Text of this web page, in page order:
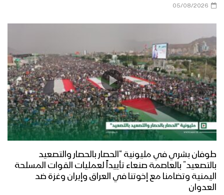
05/08/2026
طوفان بشري في مليونية “الحصار بالحصار والتصعيد
بالتصعيد” بالعاصمة صنعاء تأييداً لعمليات القوات المسلحة
اليمنية وتضامنا مع إخوتنا في العراق وإيران وغزة ضد
العدوان